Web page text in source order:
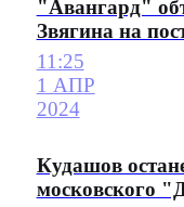
"Авангард"
Звягина на
11:25
1 АПР
2024
Кудашов
московского